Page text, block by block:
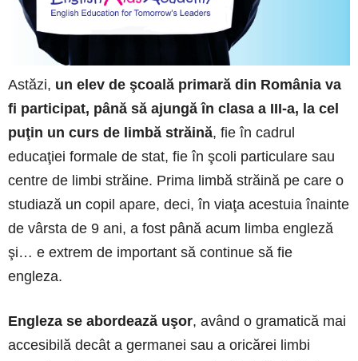
Astăzi, un elev de şcoală primară din România va
fi participat, până să ajungă în clasa a III-a, la cel
puţin un curs de limbă străină, fie în cadrul
educaţiei formale de stat, fie în şcoli particulare sau
centre de limbi străine. Prima limbă străină pe care o
studiază un copil apare, deci, în viaţa acestuia înainte
de vârsta de 9 ani, a fost până acum limba engleză
şi… e extrem de important să continue să fie
engleza.
Engleza se abordează uşor, având o gramatică mai
accesibilă decât a germanei sau a oricărei limbi